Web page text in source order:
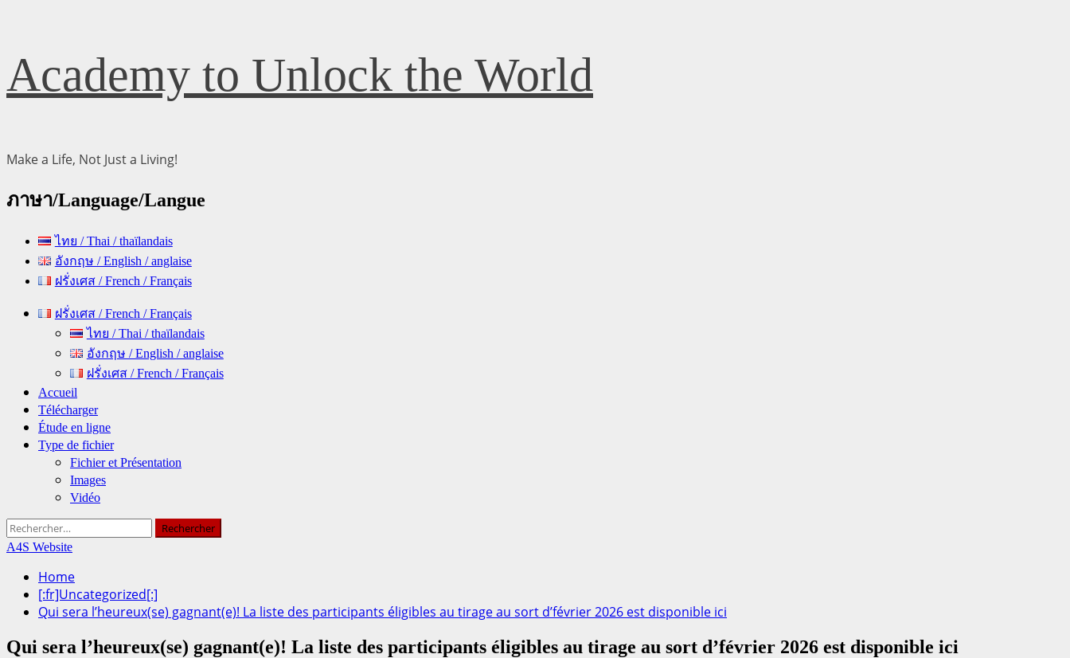
Skip
to
content
Academy to Unlock the World
Make a Life, Not Just a Living!
ภาษา/Language/Langue
ไทย / Thai / thaïlandais
อังกฤษ / English / anglaise
ฝรั่งเศส / French / Français
Primary ฝรั่งเศส / French / Français
ไทย / Thai / thaïlandais
อังกฤษ / English / anglaise
ฝรั่งเศส / French / Français
Accueil
Télécharger
Étude en ligne
Type de fichier
Fichier et Présentation
Images
Vidéo
Rechercher :
A4S Website
Home
[:fr]Uncategorized[:]
Qui sera l’heureux(se) gagnant(e)! La liste des participants éligibles au tirage au sort d’février 2026 est disponible ici
Qui sera l’heureux(se) gagnant(e)! La liste des participants éligibles au tirage au sort d’février 2026 est disponible ici